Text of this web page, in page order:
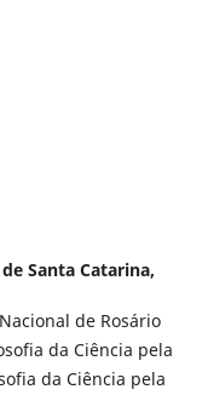
Santa Catarina,
de Rosário
da Ciência pela
da Ciência pela